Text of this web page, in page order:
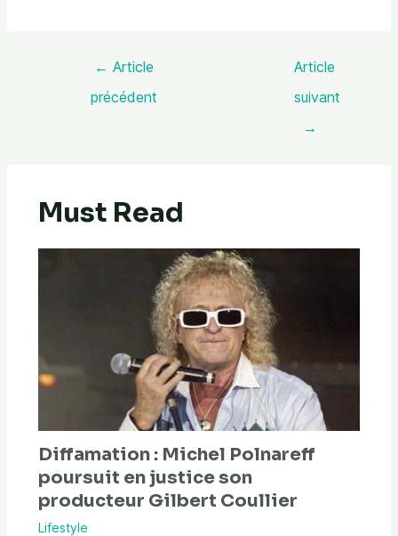
← Article
précédent
Article
suivant
→
Must Read
Diffamation : Michel Polnareff
poursuit en justice son
producteur Gilbert Coullier
Lifestyle